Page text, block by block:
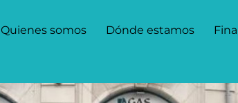
Quienes somos Dónde estamos